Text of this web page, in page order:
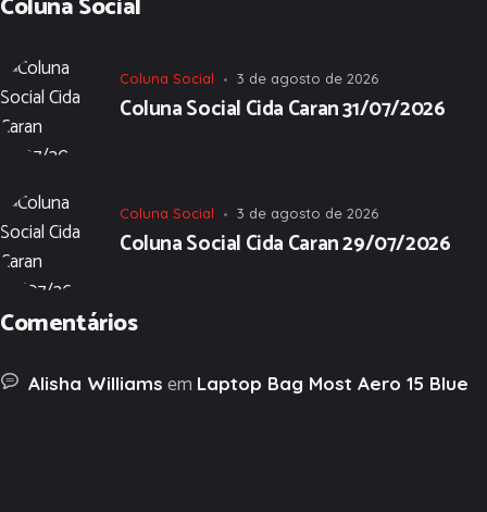
Coluna Social 3 de agosto de 2026
Coluna Social Cida Caran 31/07/2026
Coluna Social 3 de agosto de 2026
Coluna Social Cida Caran 29/07/2026
Comentários
Alisha Williams em Laptop Bag Most Aero 15 Blue